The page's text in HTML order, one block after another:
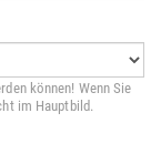
können! Wenn Sie
im Hauptbild.